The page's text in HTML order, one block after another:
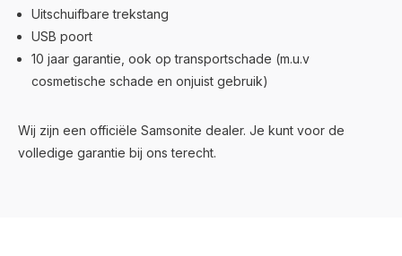
Uitschuifbare trekstang
USB poort
10 jaar garantie, ook op transportschade (m.u.v
cosmetische schade en onjuist gebruik)
Wij zijn een officiële Samsonite dealer. Je kunt voor de
volledige garantie bij ons terecht.